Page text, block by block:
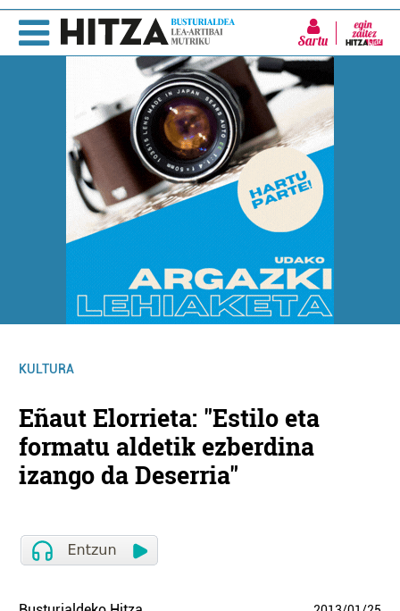
Sartu
KULTURA
Eñaut Elorrieta: "Estilo eta
formatu aldetik ezberdina
izango da Deserria"